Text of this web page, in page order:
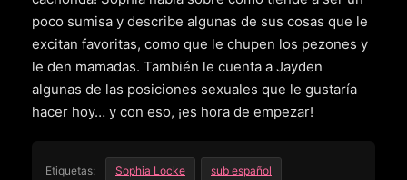
poco sumisa y describe algunas de sus cosas que le
excitan favoritas, como que le chupen los pezones y
le den mamadas. También le cuenta a Jayden
algunas de las posiciones sexuales que le gustaría
hacer hoy… y con eso, ¡es hora de empezar!
Etiquetas: Sophia Locke sub español